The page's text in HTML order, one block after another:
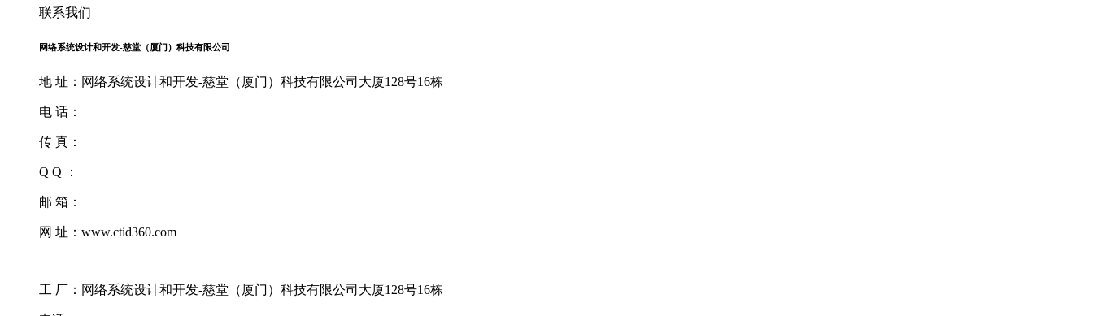
联系我们
网络系统设计和开发-慈堂（厦门）科技有限公司
地 址：网络系统设计和开发-慈堂（厦门）科技有限公司大厦128号16栋
电 话：
传 真：
Q Q ：
邮 箱：
网 址：www.ctid360.com
工 厂：网络系统设计和开发-慈堂（厦门）科技有限公司大厦128号16栋